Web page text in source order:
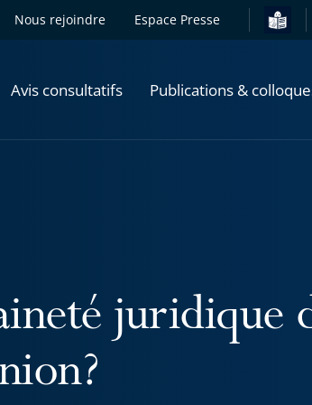
Nous rejoindre Espace Presse
Avis consultatifs Publications &
juridique